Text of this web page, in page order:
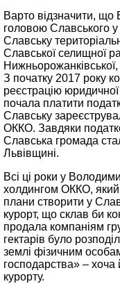
Варто відзначити,
головою Славського
Славську
Славської селищної
Нижньорожанківської,
З початку 2017 року
реєстрацію
почала платити
Славську
ОККО. Завдяки
Славська громада
Львівщині.
Всі ці роки у
холдингом ОККО, який
плани створити у
курорт, що склав би
продала компаніям
гектарів було
землі фізичним
господарства» –
курорту.